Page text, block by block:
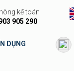
kế toán
905 290
DỤNG